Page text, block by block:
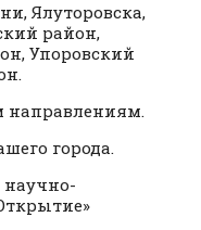
Ялуторовска,
район,
Упоровский
направлениям.
города.